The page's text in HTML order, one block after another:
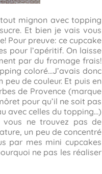
mignon avec topping
Et bien je vais vous
Pour preuve: ce cupcake
pour l’apéritif. On laisse
par du fromage frais!
coloré…J’avais donc
de couleur. Et puis en
de Provence (marque
pour qu’il ne soit pas
avec celles du topping…)
vous ne trouvez pas de
un peu de concentré
par mes mini cupcakes
ne pas les réaliser